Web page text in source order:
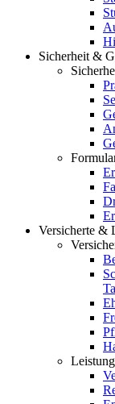
Sicherheit &
Versicherte &